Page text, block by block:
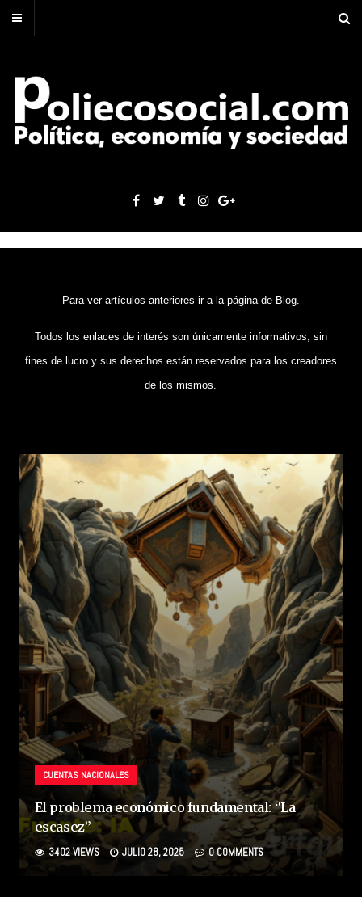
Para ver artículos anteriores ir a la página de Blog.
Todos los enlaces de interés son únicamente informativos, sin
fines de lucro y sus derechos están reservados para los creadores
de los mismos.
CUENTAS NACIONALES
El problema económico fundamental: “La
escasez”
3402 VIEWS JULIO 28, 2025 0 COMMENTS